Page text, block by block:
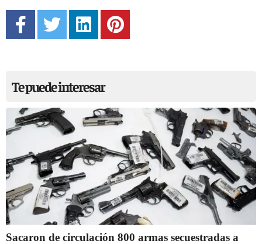
Te puede interesar
Sacaron de circulación 800 armas secuestradas a